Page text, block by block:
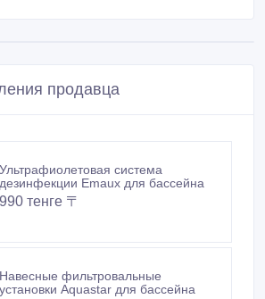
продавца
Ультрафиолетовая система
дезинфекции Emaux для бассейна
990 тенге 〒
Навесные фильтровальные
установки Aquastar для бассейна